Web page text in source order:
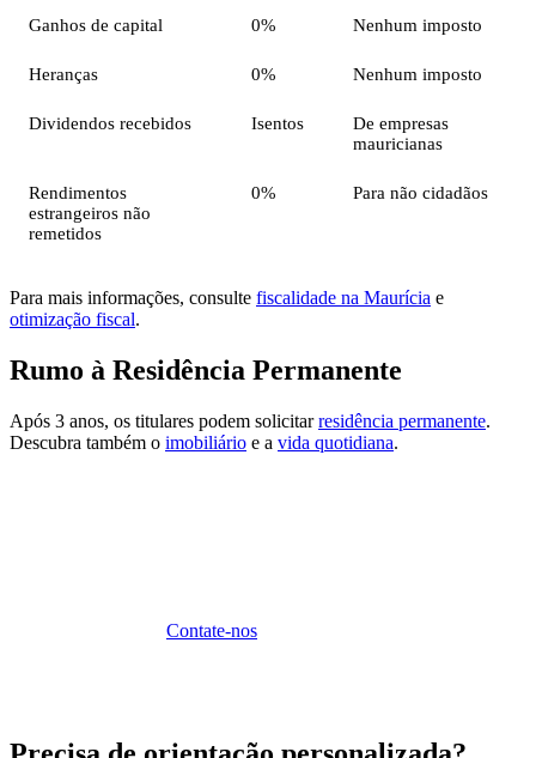
Ganhos de capital 0% Nenhum imposto
Heranças 0% Nenhum imposto
Dividendos recebidos Isentos
De empresas
mauricianas
Rendimentos
estrangeiros não
remetidos
0% Para não cidadãos
Para mais informações, consulte fiscalidade na Maurícia e
otimização fiscal.
Rumo à Residência Permanente
Após 3 anos, os titulares podem solicitarresidência permanente.
Descubra também o imobiliário e a vida quotidiana.
Contate-nos